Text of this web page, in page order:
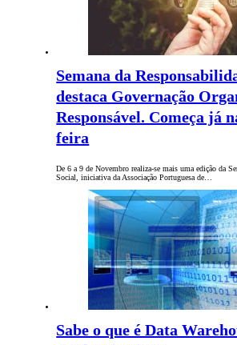
Semana da
destaca Governação
Responsável. Começa já
feira
De 6 a 9 de Novembro realiza-se mais uma edição da
Social, iniciativa da Associação Portuguesa de…
Sabe o que é Data